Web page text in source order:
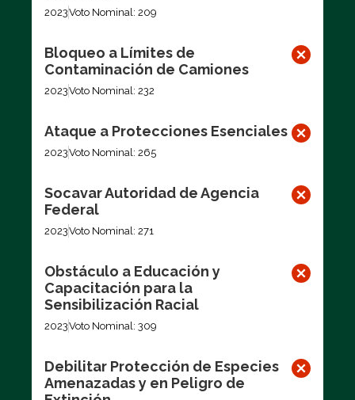
2023Voto Nominal: 209
Bloqueo a Límites de
Contaminación de Camiones
2023Voto Nominal: 232
Ataque a Protecciones Esenciales
2023Voto Nominal: 265
Socavar Autoridad de Agencia
Federal
2023Voto Nominal: 271
Obstáculo a Educación y
Capacitación para la
Sensibilización Racial
2023Voto Nominal: 309
Debilitar Protección de Especies
Amenazadas y en Peligro de